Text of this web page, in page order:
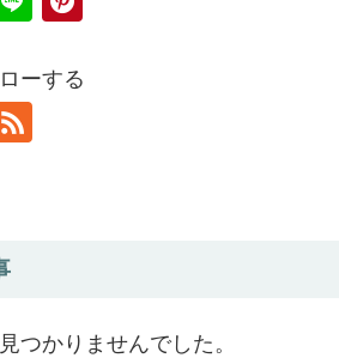
ーする
つかりませんでした。